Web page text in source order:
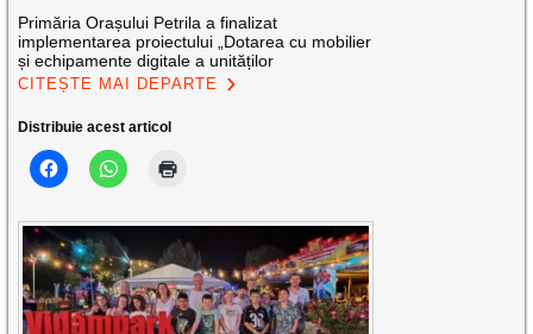
Primăria Orașului Petrila a finalizat
implementarea proiectului „Dotarea cu mobilier
și echipamente digitale a unităților
CITEȘTE MAI DEPARTE
Distribuie acest articol